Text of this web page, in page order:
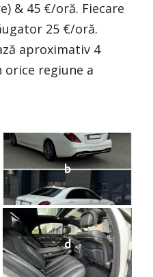
& 45 €/oră. Fiecare
25 €/oră.
aproximativ 4
orice regiune a
b
d